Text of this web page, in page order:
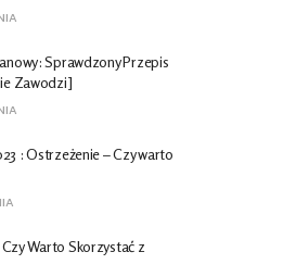
Sprawdzony Przepis
Zawodzi]
: Ostrzeżenie – Czy warto
Warto Skorzystać z